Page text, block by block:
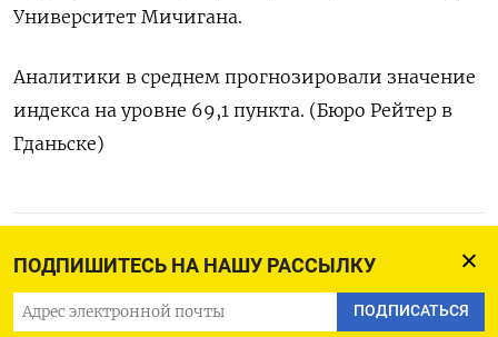
ПОДПИШИТЕСЬ НА НАШУ РАССЫЛКУ
ПОДПИСАТЬСЯ
Университет Мичигана.
Аналитики в среднем прогнозировали значение
индекса на уровне 69,1 пункта. (Бюро Рейтер в
Гданьске)
ПОДПИСАТЬСЯ В GOOGLE